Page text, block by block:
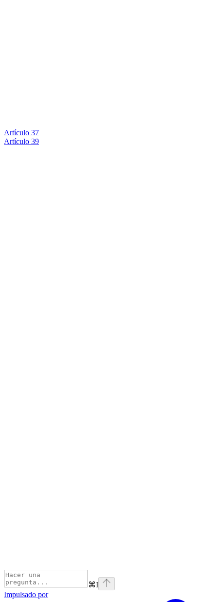
Artículo 37
Artículo 39
⌘I
Impulsado por